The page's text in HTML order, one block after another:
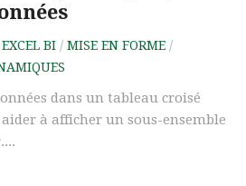
EXCEL BI / MISE EN FORME /
dans un tableau croisé
à afficher un sous-ensemble